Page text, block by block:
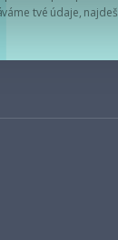
tvé údaje, najdeš